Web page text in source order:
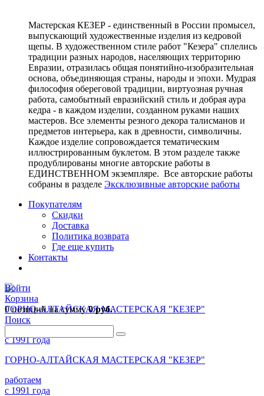
Мастерская КЕЗЕР - единственный в России промысел,
выпускающий художественные изделия из кедровой
щепы. В художественном стиле работ "Кезера" сплелись
традиции разных народов, населяющих территорию
Евразии, отразилась общая понятийно-изобразительная
основа, объединяющая страны, народы и эпохи. Мудрая
философия обереговой традиции, виртуозная ручная
работа, самобытный евразийский стиль и добрая аура
кедра - в каждом изделии, созданном руками наших
мастеров. Все элементы резного декора талисманов и
предметов интерьера, как в древности, символичны.
Каждое изделие сопровождается тематическим
иллюстрированным буклетом. В этом разделе также
продублированы многие авторские работы в
ЕДИНСТВЕННОМ экземпляре. Все авторские работы
собраны в разделе Эксклюзивные авторские работы
Покупателям
Скидки
Доставка
Политика возврата
Где еще купить
Контакты
Войти
Корзина
0 позицийна сумму0 руб.
Поиск
ГОРНО-АЛТАЙСКАЯ МАСТЕРСКАЯ "КЕЗЕР"
работаем
с 1991 года
ГОРНО-АЛТАЙСКАЯ МАСТЕРСКАЯ "КЕЗЕР"
работаем
с 1991 года